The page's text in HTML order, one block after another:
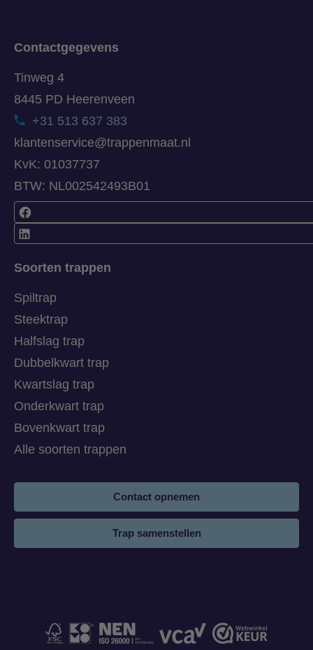
Soorten trappen
Spiltrap
Steektrap
Halfslag trap
Dubbelkwart trap
Kwartslag trap
Onderkwart trap
Bovenkwart trap
Alle soorten trappen
Contactgegevens
Tinweg 4
8445 PD Heerenveen
+31 513 637 383
klantenservice@trappenmaat.nl
KvK: 01037737
BTW: NL002542493B01
Contact opnemen
Trap samenstellen